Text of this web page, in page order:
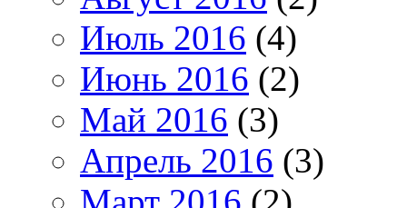
Июль 2016 (4)
Июнь 2016 (2)
Май 2016 (3)
Апрель 2016 (3)